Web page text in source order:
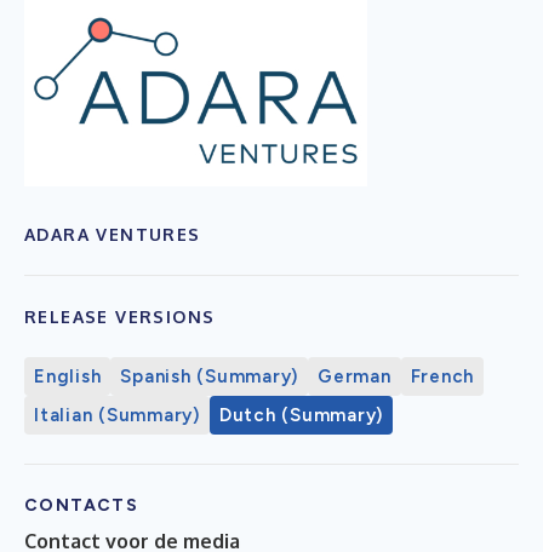
ADARA VENTURES
RELEASE VERSIONS
English Spanish (Summary) German
French
Italian (Summary)
Dutch (Summary)
CONTACTS
Contact voor de media